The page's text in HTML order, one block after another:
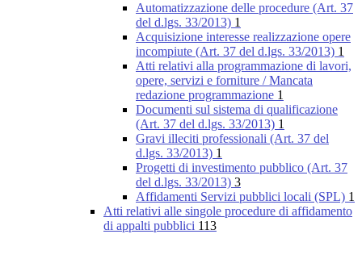
Automatizzazione delle procedure (Art. 37
del d.lgs. 33/2013) 1
Acquisizione interesse realizzazione opere
incompiute (Art. 37 del d.lgs. 33/2013) 1
Atti relativi alla programmazione di lavori,
opere, servizi e forniture / Mancata
redazione programmazione 1
Documenti sul sistema di qualificazione
(Art. 37 del d.lgs. 33/2013) 1
Gravi illeciti professionali (Art. 37 del
d.lgs. 33/2013) 1
Progetti di investimento pubblico (Art. 37
del d.lgs. 33/2013) 3
Affidamenti Servizi pubblici locali (SPL) 1
Atti relativi alle singole procedure di affidamento
di appalti pubblici 113